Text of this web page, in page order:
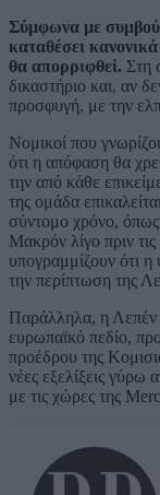
Σύμφωνα με
καταθέσει
θα απορριφθεί. Στη
δικαστήριο και, αν
προσφυγή, με την
Νομικοί που
ότι η απόφαση θα
την από κάθε
της ομάδα
σύντομο χρόνο,
Μακρόν λίγο πριν
υπογραμμίζουν ότι η
την περίπτωση της
Παράλληλα, η Λεπέν
ευρωπαϊκό πεδίο,
προέδρου της
νέες εξελίξεις
με τις χώρες της